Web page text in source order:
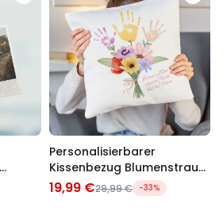
Personalisierbarer
Kissenbezug Blumenstrauß
mit Handabdruck
19,99 €29,99 € -33%